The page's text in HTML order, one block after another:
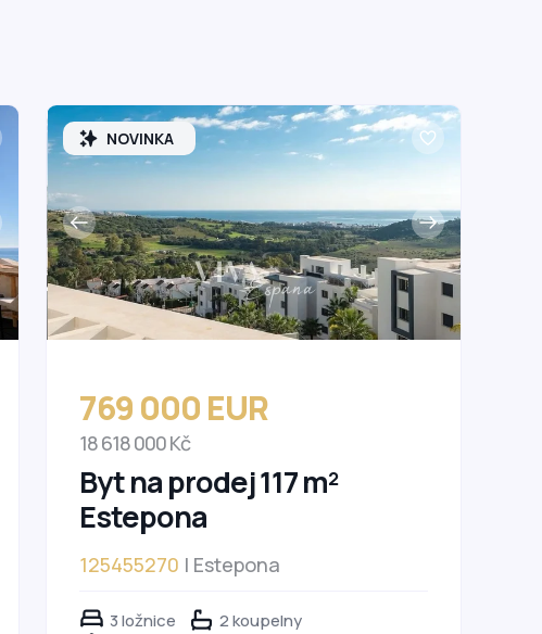
NOVINKA
769 000 EUR
18 618 000 Kč
Byt na prodej 117 m²
Estepona
125455270 | Estepona
3 ložnice
2 koupelny